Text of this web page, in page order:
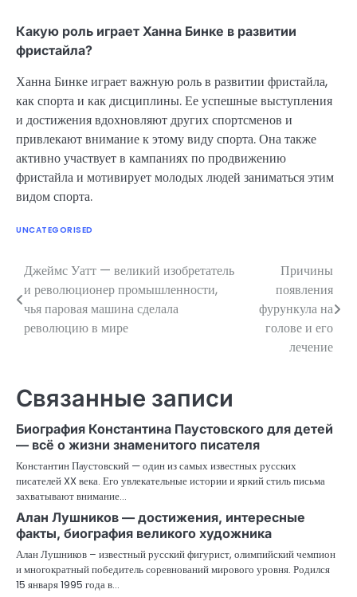
Какую роль играет Ханна Бинке в развитии
фристайла?
Ханна Бинке играет важную роль в развитии фристайла,
как спорта и как дисциплины. Ее успешные выступления
и достижения вдохновляют других спортсменов и
привлекают внимание к этому виду спорта. Она также
активно участвует в кампаниях по продвижению
фристайла и мотивирует молодых людей заниматься этим
видом спорта.
UNCATEGORISED
Навигация
по
записям
Джеймс Уатт — великий изобретатель
и революционер промышленности,
чья паровая машина сделала
революцию в мире
Причины
появления
фурункула на
голове и его
лечение
Связанные записи
Биография Константина Паустовского для детей
— всё о жизни знаменитого писателя
Константин Паустовский — один из самых известных русских
писателей XX века. Его увлекательные истории и яркий стиль письма
захватывают внимание…
Алан Лушников — достижения, интересные
факты, биография великого художника
Алан Лушников – известный русский фигурист, олимпийский чемпион
и многократный победитель соревнований мирового уровня. Родился
15 января 1995 года в…